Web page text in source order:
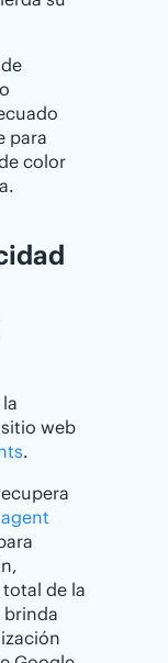
para
color
web
.
de la
brinda